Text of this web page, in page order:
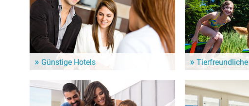
Günstige Hotels
Hotels für Deinen nächsten See-Urlaub. Günstige
Hotels für ein Wochenende oder länger.
in der Umgebung vom
vierbeinige Gäste bei